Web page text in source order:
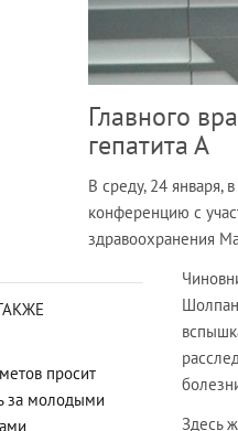
Главного
гепатита А
В среду, 24 января,
конференцию с
здравоохранения
просит
за молодыми
Здесь